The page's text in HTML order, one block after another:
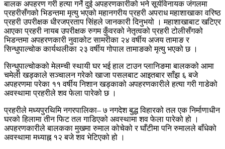
बालक अपहरण गरी हत्या गर्ने दुई अपहरणकारीको भने सूर्यविनायक जंगलमा
प्रहरीसँगको भिडन्तमा मृत्यु भएको महानगरीय प्रहरी अपराध महाशाखाका वरिष्ठ
प्रहरी उपरीक्षक धीरजप्रताप सिंहले जानकारी दिनुभयो । महाशाखाबाट खटिएर
आएका प्रहरी नायब उपरीक्षक रुगम कुँवरको नेतृत्वको प्रहरी टोलीसँगको
भिडन्तमा अपहरणकारी नुवाकोट सामरीका २४ वर्षीय अजय तामाङ र
सिन्धुपाल्चोक कार्यथलीका २३ वर्षीय गोपाल तामाङको मृत्यु भएको छ ।
सिन्धुपाल्चोकको मेलम्ची स्थायी घर भई हाल टाउन प्लानिङमा बालकको आमा
चमेली खड्काले सञ्चालन गरेको खाजा पसलबाट आइतबार साँझ ६ बजे
अपहरणमा परेका ११ वर्षीय निशान खड्काको अपहरणकारीले हत्या गरी गाडेको
अवस्थामा प्रहरीले शव फेला पारेको छ ।
प्रहरीले मध्यपुरथिमि नगरपालिका– ७ नगदेश बुद्ध विहारको तल एक निर्माणाधीन
घरको हिलामा तीन फिट तल गाडिएको अवस्थामा शव फेला पारेको हो ।
अपहरणकारीले बालकका मुखमा रुमाल कोचेको र घाँटीमा पनि रुमालले बाँधेको
अवस्थामा मध्याह्न १२ बजे शव भेटिएको हो ।